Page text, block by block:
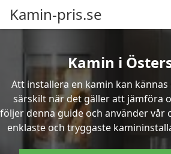
Kamin-pris.se
Kamin i
Att installera en kamin kan
särskilt när det gäller att jämföra
följer denna guide och använder
enklaste och tryggaste